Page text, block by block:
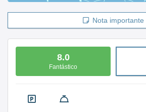
Nota importante
8.0
Fantástico